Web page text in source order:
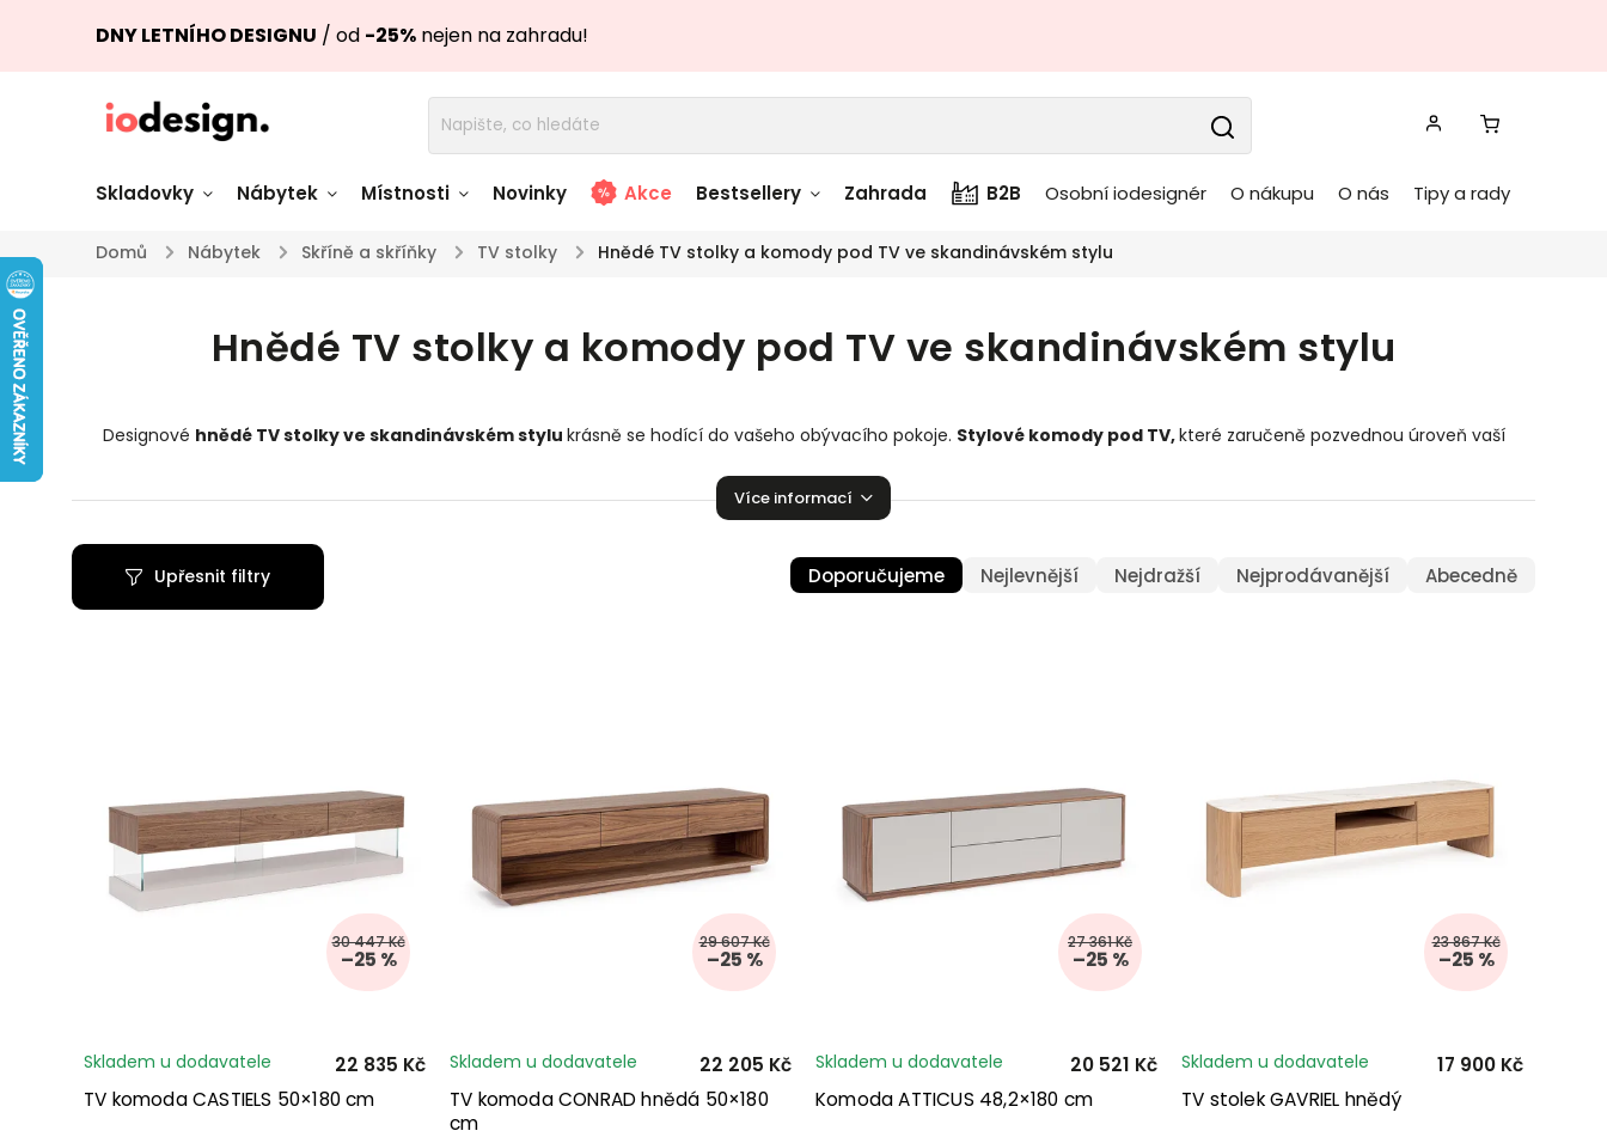
DNY LETNÍHO DESIGNU / od -25% nejen na zahradu!
Skladovky
Židle skladem Stoly skladem Stolky skladem
Pohovky a křesla
skladem
Úložné prostory
skladem
Zahradní nábytek
skladem
Světla skladem
Doplňky a
dekorace skladem
Textílie skladem
Nábytek Místnosti Novinky Akce Bestsellery Zahrada B2B Osobní iodesignér O nákupu O nás Tipy a rady
Domů / Nábytek / Skříně a skříňky / TV stolky / Hnědé TV stolky a komody pod TV ve skandinávském stylu
Hnědé TV stolky a komody pod TV ve skandinávském stylu
Designové hnědé TV stolky ve skandinávském stylu krásně se hodící do vašeho obývacího pokoje. Stylové komody pod TV,které zaručeně pozvednou úroveň vaší
Více informací
Doporučujeme Nejlevnější Nejdražší Nejprodávanější Abecedně
Upřesnit filtry
30 447 Kč
–25 %
TV komoda CASTIELS 50×180 cm
Skladem u dodavatele 22 835 Kč
29 607 Kč
–25 %
TV komoda CONRAD hnědá 50×180
cm
Skladem u dodavatele 22 205 Kč
27 361 Kč
–25 %
Komoda ATTICUS 48,2×180 cm
Skladem u dodavatele 20 521 Kč
23 867 Kč
–25 %
TV stolek GAVRIEL hnědý
Skladem u dodavatele 17 900 Kč